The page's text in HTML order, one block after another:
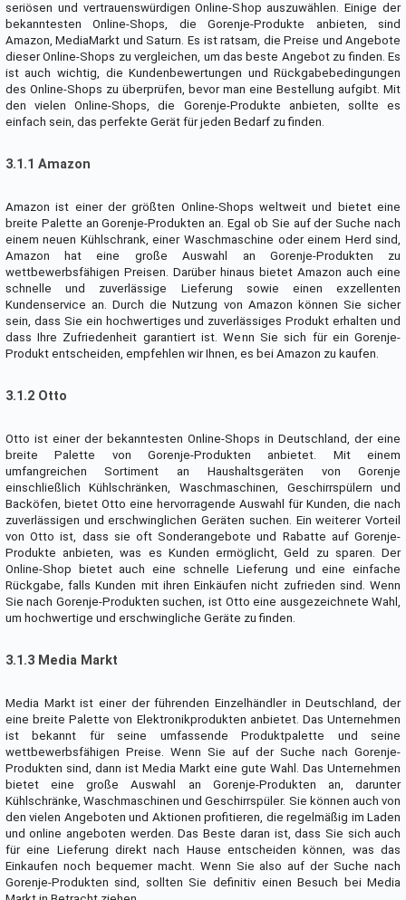
seriösen und vertrauenswürdigen Online-Shop auszuwählen. Einige der
bekanntesten Online-Shops, die Gorenje-Produkte anbieten, sind
Amazon, MediaMarkt und Saturn. Es ist ratsam, die Preise und Angebote
dieser Online-Shops zu vergleichen, um das beste Angebot zu finden. Es
ist auch wichtig, die Kundenbewertungen und Rückgabebedingungen
des Online-Shops zu überprüfen, bevor man eine Bestellung aufgibt. Mit
den vielen Online-Shops, die Gorenje-Produkte anbieten, sollte es
einfach sein, das perfekte Gerät für jeden Bedarf zu finden.
3.1.1 Amazon
Amazon ist einer der größten Online-Shops weltweit und bietet eine
breite Palette an Gorenje-Produkten an. Egal ob Sie auf der Suche nach
einem neuen Kühlschrank, einer Waschmaschine oder einem Herd sind,
Amazon hat eine große Auswahl an Gorenje-Produkten zu
wettbewerbsfähigen Preisen. Darüber hinaus bietet Amazon auch eine
schnelle und zuverlässige Lieferung sowie einen exzellenten
Kundenservice an. Durch die Nutzung von Amazon können Sie sicher
sein, dass Sie ein hochwertiges und zuverlässiges Produkt erhalten und
dass Ihre Zufriedenheit garantiert ist. Wenn Sie sich für ein Gorenje-
Produkt entscheiden, empfehlen wir Ihnen, es bei Amazon zu kaufen.
3.1.2 Otto
Otto ist einer der bekanntesten Online-Shops in Deutschland, der eine
breite Palette von Gorenje-Produkten anbietet. Mit einem
umfangreichen Sortiment an Haushaltsgeräten von Gorenje
einschließlich Kühlschränken, Waschmaschinen, Geschirrspülern und
Backöfen, bietet Otto eine hervorragende Auswahl für Kunden, die nach
zuverlässigen und erschwinglichen Geräten suchen. Ein weiterer Vorteil
von Otto ist, dass sie oft Sonderangebote und Rabatte auf Gorenje-
Produkte anbieten, was es Kunden ermöglicht, Geld zu sparen. Der
Online-Shop bietet auch eine schnelle Lieferung und eine einfache
Rückgabe, falls Kunden mit ihren Einkäufen nicht zufrieden sind. Wenn
Sie nach Gorenje-Produkten suchen, ist Otto eine ausgezeichnete Wahl,
um hochwertige und erschwingliche Geräte zu finden.
3.1.3 Media Markt
Media Markt ist einer der führenden Einzelhändler in Deutschland, der
eine breite Palette von Elektronikprodukten anbietet. Das Unternehmen
ist bekannt für seine umfassende Produktpalette und seine
wettbewerbsfähigen Preise. Wenn Sie auf der Suche nach Gorenje-
Produkten sind, dann ist Media Markt eine gute Wahl. Das Unternehmen
bietet eine große Auswahl an Gorenje-Produkten an, darunter
Kühlschränke, Waschmaschinen und Geschirrspüler. Sie können auch von
den vielen Angeboten und Aktionen profitieren, die regelmäßig im Laden
und online angeboten werden. Das Beste daran ist, dass Sie sich auch
für eine Lieferung direkt nach Hause entscheiden können, was das
Einkaufen noch bequemer macht. Wenn Sie also auf der Suche nach
Gorenje-Produkten sind, sollten Sie definitiv einen Besuch bei Media